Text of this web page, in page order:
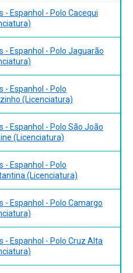
- Espanhol - Polo Cacequi
- Espanhol - Polo Jaguarão
- Espanhol - Polo
(Licenciatura)
- Espanhol - Polo São João
(Licenciatura)
- Espanhol - Polo
(Licenciatura)
- Espanhol - Polo Camargo
- Espanhol - Polo Cruz Alta